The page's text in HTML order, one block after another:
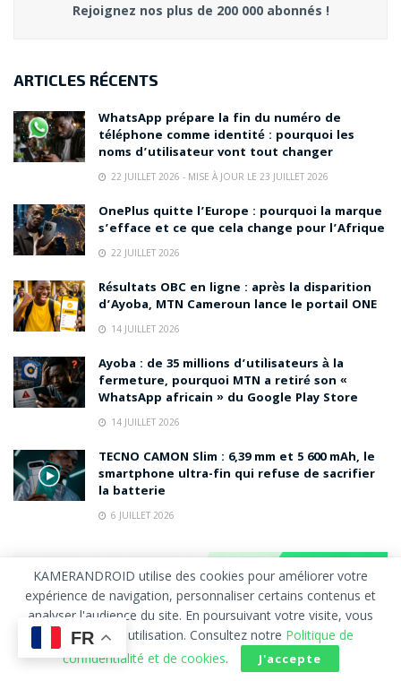
Rejoignez nos plus de 200 000 abonnés !
ARTICLES RÉCENTS
WhatsApp prépare la fin du numéro de
téléphone comme identité : pourquoi les
noms d’utilisateur vont tout changer
22 JUILLET 2026 - MISE À JOUR LE 23 JUILLET 2026
OnePlus quitte l’Europe : pourquoi la marque
s’efface et ce que cela change pour l’Afrique
22 JUILLET 2026
Résultats OBC en ligne : après la disparition
d’Ayoba, MTN Cameroun lance le portail ONE
14 JUILLET 2026
Ayoba : de 35 millions d’utilisateurs à la
fermeture, pourquoi MTN a retiré son «
WhatsApp africain » du Google Play Store
14 JUILLET 2026
TECNO CAMON Slim : 6,39 mm et 5 600 mAh, le
smartphone ultra-fin qui refuse de sacrifier
la batterie
6 JUILLET 2026
FR
KAMERANDROID utilise des cookies pour améliorer votre
expérience de navigation, personnaliser certains contenus et
analyser l'audience du site. En poursuivant votre visite, vous
acceptez leur utilisation. Consultez notre Politique de
confidentialité et de cookies. J'accepte